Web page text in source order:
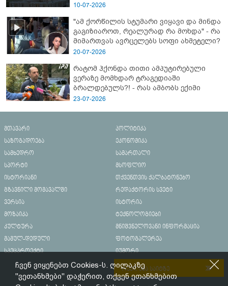
10-07-2026
"ამ ქორწილის სტუმარი ვიყავი და მინდა
გაგიზიაროთ, რეალურად რა მოხდა" - რა
მიმართვას ავრცელებს სოფი ახმეტელი?
20-07-2026
რატომ ჰქონდა თითი ამპუტირებული
ვერაზე მომხდარ ტრაგედიაში
ბრალდებულს?! - რას ამბობს ექიმი
23-07-2026
მთავარი
პოლიტიკა
საზოგადოება
ეკონომიკა
სამხედრო
სამართალი
სპორტი
მსოფლიო
ისტორიანი
თქვენთვის ქალბატონებო
გზავნილი მომავალში
რედაქტორის სვეტი
ვერსია
ისტორია
მოზაიკა
ტექნოლოგიები
კულტურა
მნიშვნელოვანი ინფორმაცია
მამულ-დედული
ფოტოგალერეა
სპეცპროექტი
იუმორი
რეკლამა საიტზე
ჩვენ ვიყენებთ Cookies-ს. ღილაკზე
"ვეთანხმები" დაჭერით, თქვენ ეთანხმებით